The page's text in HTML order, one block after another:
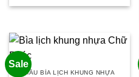
là:
tại
Sale
MẪU BÌA LỊCH KHUNG NHỰA